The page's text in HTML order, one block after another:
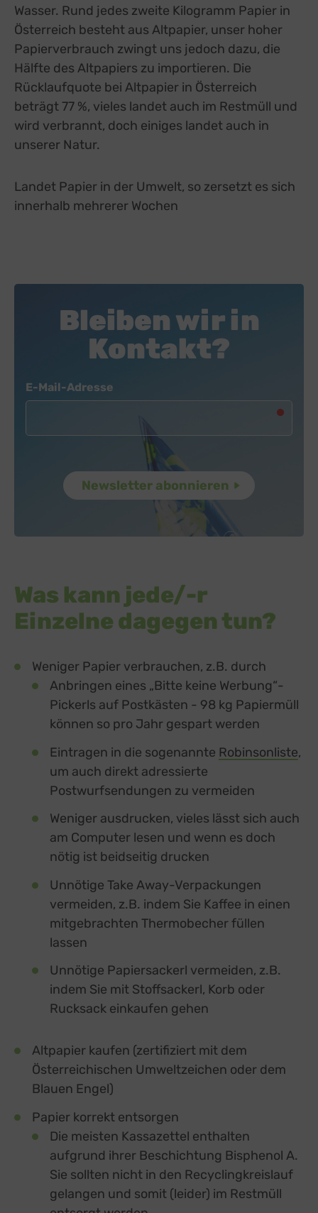
Wasser. Rund jedes zweite Kilogramm Papier in
Österreich besteht aus Altpapier, unser hoher
Papierverbrauch zwingt uns jedoch dazu, die
Hälfte des Altpapiers zu importieren. Die
Rücklaufquote bei Altpapier in Österreich
beträgt 77 %, vieles landet auch im Restmüll und
wird verbrannt, doch einiges landet auch in
unserer Natur.
Landet Papier in der Umwelt, so zersetzt es sich
innerhalb mehrerer Wochen
Bleiben wir in
Kontakt?
E-Mail-Adresse
Was kann jede/-r
Einzelne dagegen tun?
Weniger Papier verbrauchen, z.B. durch
Anbringen eines „Bitte keine Werbung“-
Pickerls auf Postkästen - 98 kg Papiermüll
können so pro Jahr gespart werden
Eintragen in die sogenannte Robinsonliste,
um auch direkt adressierte
Postwurfsendungen zu vermeiden
Weniger ausdrucken, vieles lässt sich auch
am Computer lesen und wenn es doch
nötig ist beidseitig drucken
Unnötige Take Away-Verpackungen
vermeiden, z.B. indem Sie Kaffee in einen
mitgebrachten Thermobecher füllen
lassen
Unnötige Papiersackerl vermeiden, z.B.
indem Sie mit Stoffsackerl, Korb oder
Rucksack einkaufen gehen
Altpapier kaufen (zertifiziert mit dem
Österreichischen Umweltzeichen oder dem
Blauen Engel)
Papier korrekt entsorgen
Die meisten Kassazettel enthalten
aufgrund ihrer Beschichtung Bisphenol A.
Sie sollten nicht in den Recyclingkreislauf
gelangen und somit (leider) im Restmüll